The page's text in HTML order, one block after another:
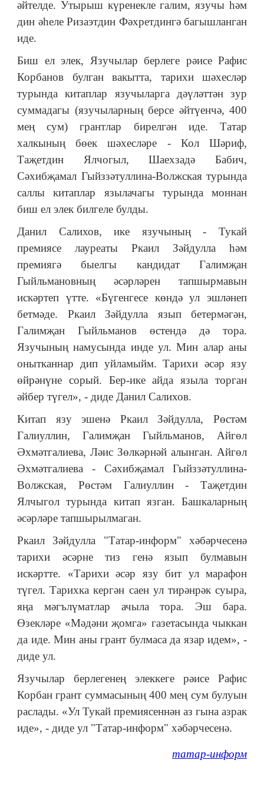
әйтелде. Утырыш күренекле галим, язучы һәм
дин әһеле Ризаэтдин Фәхретдингә багышланган
иде.
Биш ел элек, Язучылар берлеге рәисе Рафис
Корбанов булган вакытта, тарихи шәхесләр
турында китаплар язучыларга дәүләттән зур
суммадагы (язучыларның берсе әйтүенчә, 400
мең сум) грантлар бирелгән иде. Татар
халкының бөек шәхесләре - Кол Шәриф,
Таҗетдин Ялчогыл, Шаехзадә Бабич,
Сәхибҗамал Гыйззәтуллина-Волжская турында
саллы китаплар язылачагы турында моннан
биш ел элек билгеле булды.
Данил Салихов, ике язучының - Тукай
премиясе лауреаты Ркаил Зәйдулла һәм
премиягә быелгы кандидат Галимҗан
Гыйльмановның әсәрләрен тапшырмавын
искәртеп үтте. «Бүгенгесе көндә ул эшләнеп
бетмәде. Ркаил Зәйдулла язып бетермәгән,
Галимҗан Гыйльманов өстендә дә тора.
Язучының намусында инде ул. Мин алар аны
онытканнар дип уйламыйм. Тарихи әсәр язу
өйрәнүне сорый. Бер-ике айда языла торган
әйбер түгел», - диде Данил Салихов.
Китап язу эшенә Ркаил Зәйдулла, Рөстәм
Галиуллин, Галимҗан Гыйльманов, Айгөл
Әхмәтгалиева, Ләис Зөлкәрнәй алынган. Айгөл
Әхмәтгалиева - Сәхибҗамал Гыйззәтуллина-
Волжская, Рөстәм Галиуллин - Таҗетдин
Ялчыгол турында китап язган. Башкаларның
әсәрләре тапшырылмаган.
Ркаил Зәйдулла "Татар-информ" хәбәрчесенә
тарихи әсәрне тиз генә язып булмавын
искәртте. «Тарихи әсәр язу бит ул марафон
түгел. Тарихка кергән саен ул тирәнрәк суыра,
яңа мәгълүматлар ачыла тора. Эш бара.
Өзекләре «Мәдәни җомга» газетасында чыккан
да иде. Мин аны грант булмаса да язар идем», -
диде ул.
Язучылар берлегенең элеккеге рәисе Рафис
Корбан грант суммасының 400 мең сум булуын
раслады. «Ул Тукай премиясеннән аз гына азрак
иде», - диде ул "Татар-информ" хәбәрчесенә.
татар-информ